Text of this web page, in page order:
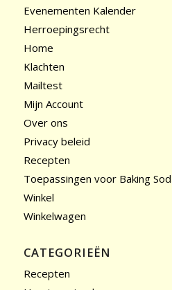
Evenementen Kalender
Herroepingsrecht
Home
Klachten
Mailtest
Mijn Account
Over ons
Privacy beleid
Recepten
Toepassingen voor Baking
Winkel
Winkelwagen
CATEGORIEËN
Recepten